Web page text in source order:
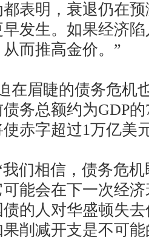
表明，衰退仍在
发生。如果经济
而推高金价。”
眉睫的债务危机
务总额约为GDP的
赤字超过1万亿美
们相信，债务危机
能会在下一次经
的人对华盛顿失
削减开支是不可